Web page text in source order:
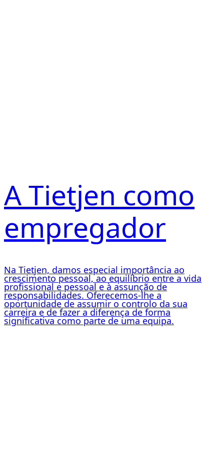
A Tietjen como
empregador
Na Tietjen, damos especial importância ao
crescimento pessoal, ao equilíbrio entre a vida
profissional e pessoal e à assunção de
responsabilidades. Oferecemos-lhe a
oportunidade de assumir o controlo da sua
carreira e de fazer a diferença de forma
significativa como parte de uma equipa.